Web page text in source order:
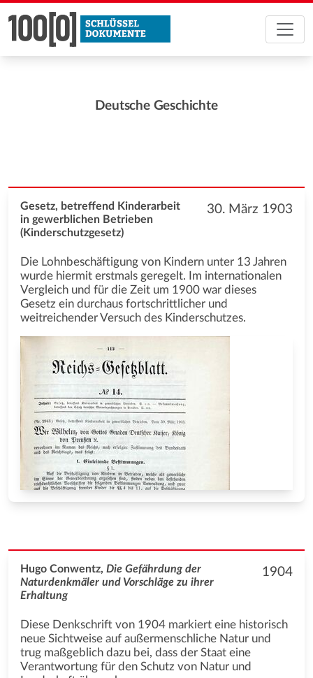
Deutsche Geschichte
30. März 1903
Gesetz, betreffend Kinderarbeit
in gewerblichen Betrieben
(Kinderschutzgesetz)
Die Lohnbeschäftigung von Kindern unter 13 Jahren
wurde hiermit erstmals geregelt. Im internationalen
Vergleich und für die Zeit um 1900 war dieses
Gesetz ein durchaus fortschrittlicher und
weitreichender Versuch des Kinderschutzes.
1904
Hugo Conwentz, Die Gefährdung der
Naturdenkmäler und Vorschläge zu ihrer
Erhaltung
Diese Denkschrift von 1904 markiert eine historisch
neue Sichtweise auf außermenschliche Natur und
trug maßgeblich dazu bei, dass der Staat eine
Verantwortung für den Schutz von Natur und